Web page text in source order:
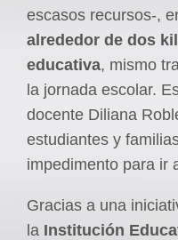
escasos recursos-,
alrededor de dos
educativa, mismo
la jornada escolar.
docente Diliana
estudiantes y
impedimento para ir
Gracias a una
la Institución